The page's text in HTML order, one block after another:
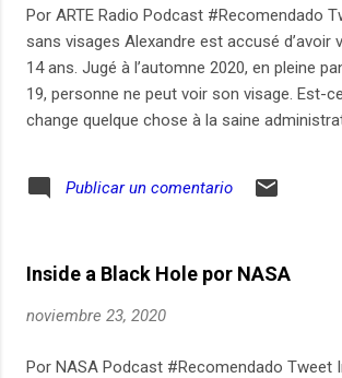
Por ARTE Radio Podcast #Recomendado
sans visages Alexandre est accusé d’avoir
14 ans. Jugé à l’automne 2020, en pleine
19, personne ne peut voir son visage. Est-
change quelque chose à la saine
partir d’une anecdote, d’un moment, d’un
chroniqueuse judiciaire Elise Costa jure de
octobre 20 - Texte et voix : Élise Costa -
Illustration : Simon Leclerc - Production :
Publicar un comentario
Inside a Black Hole por NASA
noviembre 23, 2020
Por NASA Podcast #Recomendado Tweet